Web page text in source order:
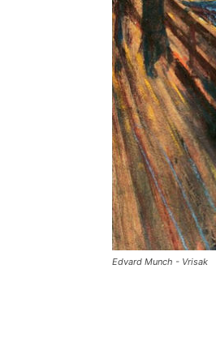
Edvard Munch - Vrisak